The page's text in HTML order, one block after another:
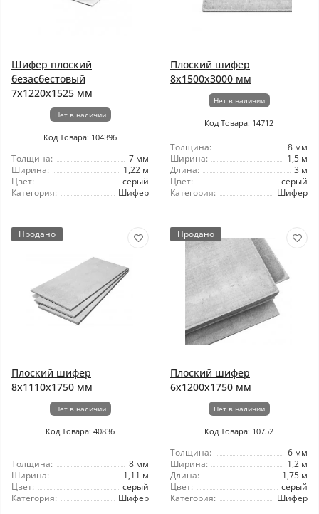
Шифер плоский
безасбестовый
7x1220x1525 мм
Нет в наличии
Код Товара: 104396
Толщина:
7 мм
Ширина:
1,22 м
Цвет:
серый
Категория:
Шифер
Плоский шифер
8x1500x3000 мм
Нет в наличии
Код Товара: 14712
Толщина:
8 мм
Ширина:
1,5 м
Длина:
3 м
Цвет:
серый
Категория:
Шифер
Продано
Плоский шифер
8x1110x1750 мм
Нет в наличии
Код Товара: 40836
Толщина:
8 мм
Ширина:
1,11 м
Цвет:
серый
Категория:
Шифер
Продано
Плоский шифер
6x1200x1750 мм
Нет в наличии
Код Товара: 10752
Толщина:
6 мм
Ширина:
1,2 м
Длина:
1,75 м
Цвет:
серый
Категория:
Шифер